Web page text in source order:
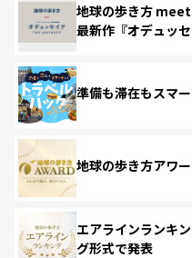
地球の歩き方
最新作『オデュッセ
準備も滞在もスマ
地球の歩き方アワ
エアラインランキ
グ形式で発表